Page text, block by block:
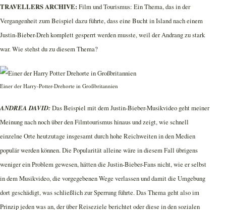
TRAVELLERS ARCHIVE: Film und Tourismus: Ein Thema, das in der
Vergangenheit zum Beispiel dazu führte, dass eine Bucht in Island nach einem
Justin-Bieber-Dreh komplett gesperrt werden musste, weil der Andrang zu stark
war. Wie stehst du zu diesem Thema?
Einer der Harry-Potter-Drehorte in Großbritannien
ANDREA DAVID:Das Beispiel mit dem Justin-Bieber-Musikvideo geht meiner
Meinung nach noch über den Filmtourismus hinaus und zeigt, wie schnell
einzelne Orte heutzutage insgesamt durch hohe Reichweiten in den Medien
populär werden können. Die Popularität alleine wäre in diesem Fall übrigens
weniger ein Problem gewesen, hätten die Justin-Bieber-Fans nicht, wie er selbst
in dem Musikvideo, die vorgegebenen Wege verlassen und damit die Umgebung
dort geschädigt, was schließlich zur Sperrung führte. Das Thema geht also im
Prinzip jeden was an, der über Reiseziele berichtet oder diese in den sozialen